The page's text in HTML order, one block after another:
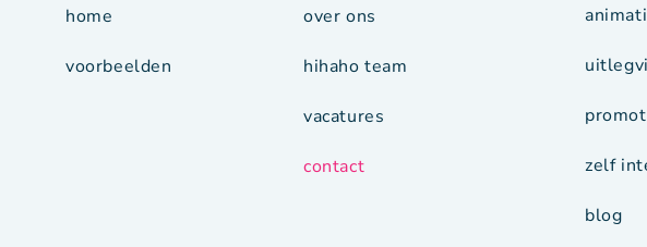
home
voorbeelden
over ons
hihaho team
vacatures
contact zelf
blog